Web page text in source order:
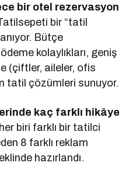
bir otel rezervasyon
bir “tatil
Bütçe
kolaylıkları, geniş
(çiftler, aileler, ofis
tatil çözümleri sunuyor.
kaç farklı hikâye
biri farklı bir tatilci
8 farklı reklam
hazırlandı.